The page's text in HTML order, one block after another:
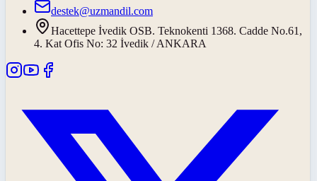
destek@uzmandil.com
Hacettepe İvedik OSB. Teknokenti 1368. Cadde No.61,
4. Kat Ofis No: 32 İvedik / ANKARA